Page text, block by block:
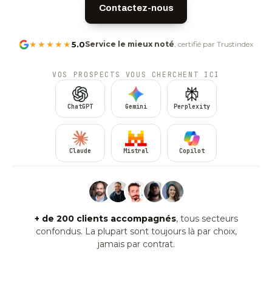
Contactez-nous
★★★★★5.0Service le mieux noté, certifié par Trustindex
VOS PROSPECTS VOUS CHERCHENT ICI
ChatGPT Gemini Perplexity
Claude Mistral Copilot
+ de 200 clients accompagnés, tous secteurs
confondus. La plupart sont toujours là par choix,
jamais par contrat.